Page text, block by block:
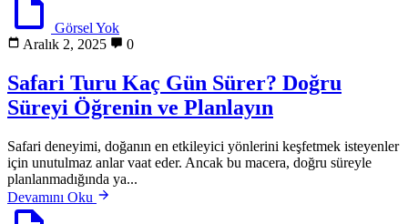
Görsel Yok
Aralık 2, 2025
0
Safari Turu Kaç Gün Sürer? Doğru
Süreyi Öğrenin ve Planlayın
Safari deneyimi, doğanın en etkileyici yönlerini keşfetmek isteyenler
için unutulmaz anlar vaat eder. Ancak bu macera, doğru süreyle
planlanmadığında ya...
Devamını Oku